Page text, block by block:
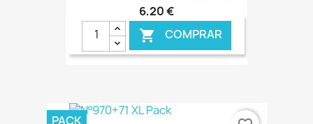
6,20 €
 COMPRAR
€ ONLINE
PACK